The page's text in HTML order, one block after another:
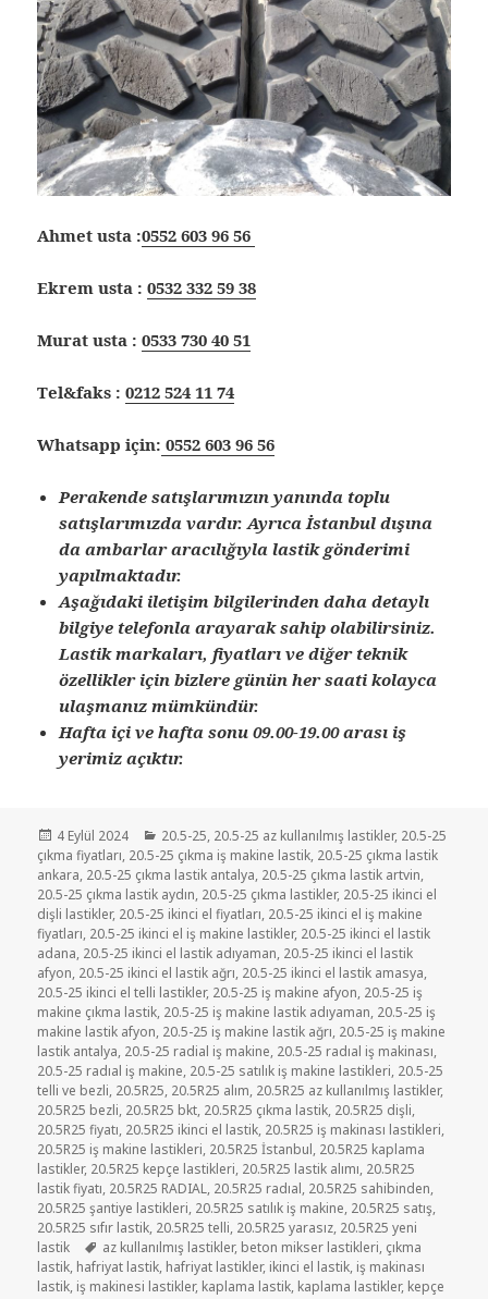
Ahmet usta :0552 603 96 56
Ekrem usta :0532 332 59 38
Murat usta :0533 730 40 51
Tel&faks :0212 524 11 74
Whatsapp için: 0552 603 96 56
Perakende satışlarımızın yanında toplu
satışlarımızda vardır. Ayrıca İstanbul dışına
da ambarlar aracılığıyla lastik gönderimi
yapılmaktadır.
Aşağıdaki iletişim bilgilerinden daha detaylı
bilgiye telefonla arayarak sahip olabilirsiniz.
Lastik markaları, fiyatları ve diğer teknik
özellikler için bizlere günün her saati kolayca
ulaşmanız mümkündür.
Hafta içi ve hafta sonu 09.00-19.00 arası iş
yerimiz açıktır.
Yayın
tarihi
4 Eylül 2024 Kategoriler
20.5-25, 20.5-25 az kullanılmış lastikler, 20.5-25
çıkma fiyatları, 20.5-25 çıkma iş makine lastik, 20.5-25 çıkma lastik
ankara, 20.5-25 çıkma lastik antalya, 20.5-25 çıkma lastik artvin,
20.5-25 çıkma lastik aydın, 20.5-25 çıkma lastikler, 20.5-25 ikinci el
dişli lastikler, 20.5-25 ikinci el fiyatları, 20.5-25 ikinci el iş makine
fiyatları, 20.5-25 ikinci el iş makine lastikler, 20.5-25 ikinci el lastik
adana, 20.5-25 ikinci el lastik adıyaman, 20.5-25 ikinci el lastik
afyon, 20.5-25 ikinci el lastik ağrı, 20.5-25 ikinci el lastik amasya,
20.5-25 ikinci el telli lastikler, 20.5-25 iş makine afyon, 20.5-25 iş
makine çıkma lastik, 20.5-25 iş makine lastik adıyaman, 20.5-25 iş
makine lastik afyon, 20.5-25 iş makine lastik ağrı, 20.5-25 iş makine
lastik antalya, 20.5-25 radial iş makine, 20.5-25 radıal iş makinası,
20.5-25 radıal iş makine, 20.5-25 satılık iş makine lastikleri, 20.5-25
telli ve bezli, 20.5R25, 20.5R25 alım, 20.5R25 az kullanılmış lastikler,
20.5R25 bezli, 20.5R25 bkt, 20.5R25 çıkma lastik, 20.5R25 dişli,
20.5R25 fiyatı, 20.5R25 ikinci el lastik, 20.5R25 iş makinası lastikleri,
20.5R25 iş makine lastikleri, 20.5R25 İstanbul, 20.5R25 kaplama
lastikler, 20.5R25 kepçe lastikleri, 20.5R25 lastik alımı, 20.5R25
lastik fiyatı, 20.5R25 RADIAL, 20.5R25 radıal, 20.5R25 sahibinden,
20.5R25 şantiye lastikleri, 20.5R25 satılık iş makine, 20.5R25 satış,
20.5R25 sıfır lastik, 20.5R25 telli, 20.5R25 yarasız, 20.5R25 yeni
lastik
Etiketler
az kullanılmış lastikler, beton mikser lastikleri, çıkma
lastik, hafriyat lastik, hafriyat lastikler, ikinci el lastik, iş makinası
lastik, iş makinesi lastikler, kaplama lastik, kaplama lastikler, kepçe